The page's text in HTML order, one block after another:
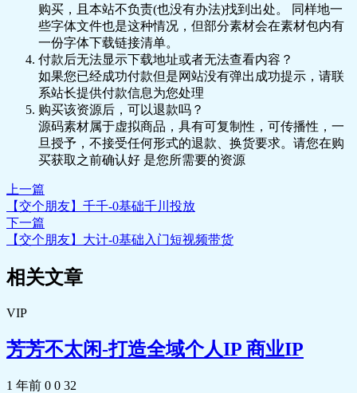
购买，且本站不负责(也没有办法)找到出处。 同样地一
些字体文件也是这种情况，但部分素材会在素材包内有
一份字体下载链接清单。
付款后无法显示下载地址或者无法查看内容？
如果您已经成功付款但是网站没有弹出成功提示，请联
系站长提供付款信息为您处理
购买该资源后，可以退款吗？
源码素材属于虚拟商品，具有可复制性，可传播性，一
旦授予，不接受任何形式的退款、换货要求。请您在购
买获取之前确认好 是您所需要的资源
上一篇
【交个朋友】千千-0基础千川投放
下一篇
【交个朋友】大计-0基础入门短视频带货
相关文章
VIP
芳芳不太闲-打造全域个人IP 商业IP
1 年前 0 0 32